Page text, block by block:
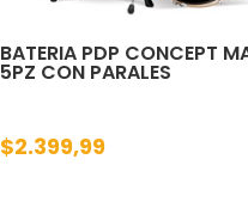
BATERIA PDP CONCEPT
5PZ CON PARALES
$2.399,99